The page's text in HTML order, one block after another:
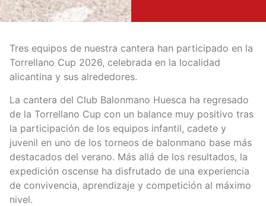
Tres equipos de nuestra cantera han participado en la
Torrellano Cup 2026, celebrada en la localidad
alicantina y sus alrededores.
La cantera del Club Balonmano Huesca ha regresado
de la Torrellano Cup con un balance muy positivo tras
la participación de los equipos infantil, cadete y
juvenil en uno de los torneos de balonmano base más
destacados del verano. Más allá de los resultados, la
expedición oscense ha disfrutado de una experiencia
de convivencia, aprendizaje y competición al máximo
nivel.